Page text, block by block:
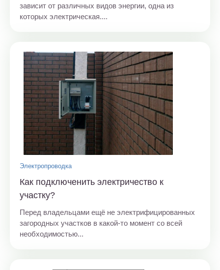
зависит от различных видов энергии, одна из
которых электрическая....
Электропроводка
Как подключенить электричество к
участку?
Перед владельцами ещё не электрифицированных
загородных участков в какой-то момент со всей
необходимостью...